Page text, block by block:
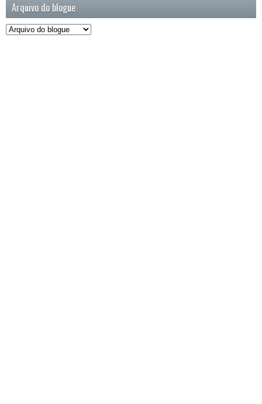
Arquivo do blogue